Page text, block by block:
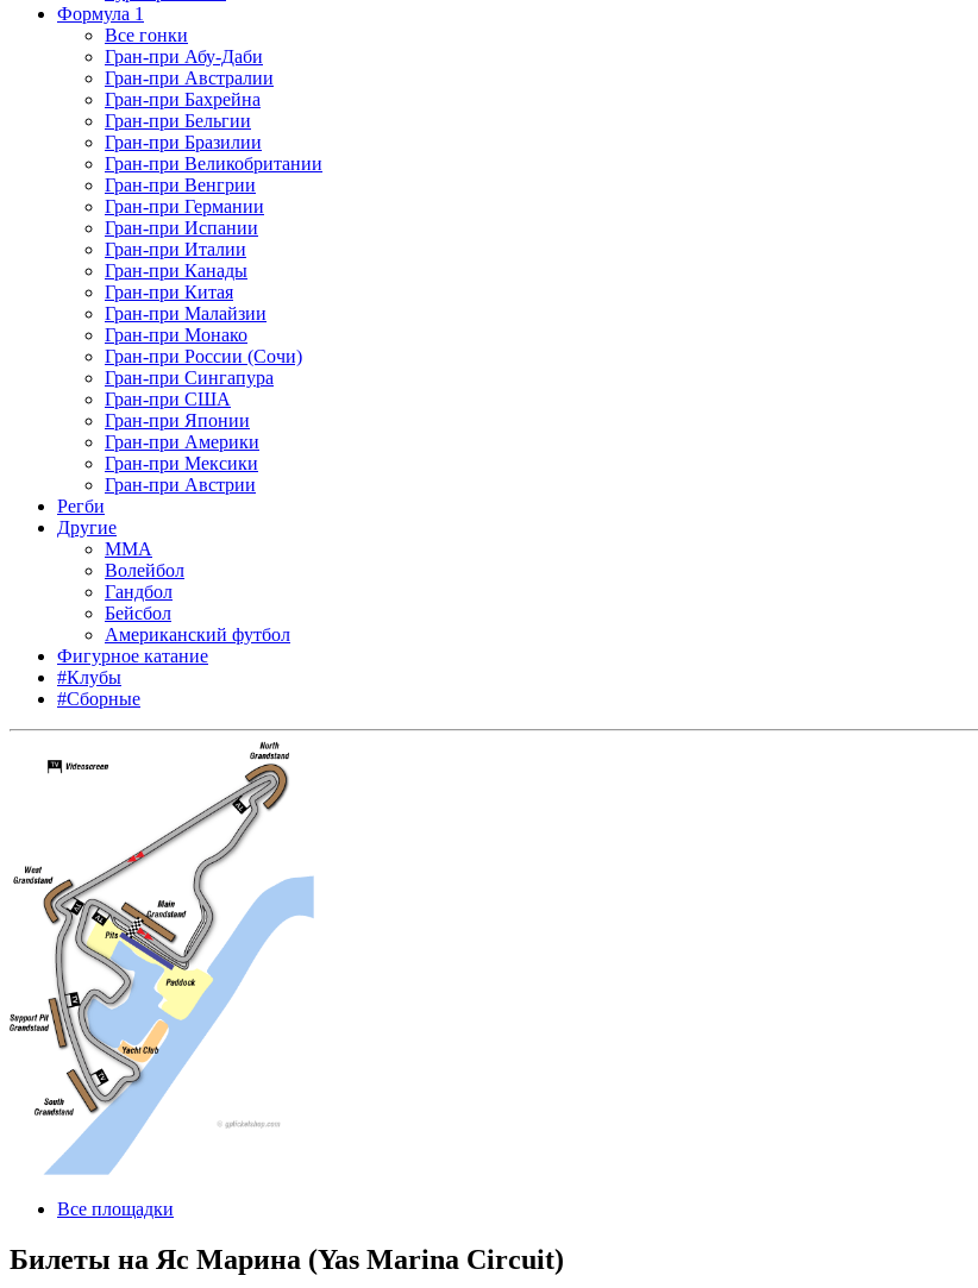
Формула 1
Все гонки
Гран-при Абу-Даби
Гран-при Австралии
Гран-при Бахрейна
Гран-при Бельгии
Гран-при Бразилии
Гран-при Великобритании
Гран-при Венгрии
Гран-при Германии
Гран-при Испании
Гран-при Италии
Гран-при Канады
Гран-при Китая
Гран-при Малайзии
Гран-при Монако
Гран-при России (Сочи)
Гран-при Сингапура
Гран-при США
Гран-при Японии
Гран-при Америки
Гран-при Мексики
Гран-при Австрии
Регби
Другие
MMA
Волейбол
Гандбол
Бейсбол
Американский футбол
Фигурное катание
#Клубы
#Сборные
Все площадки
Билеты на Яс Марина (Yas Marina Circuit)